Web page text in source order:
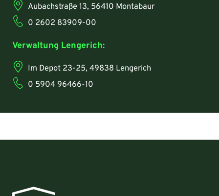
Aubachstraße 13, 56410 Montabaur
0 2602 83909-00
Verwaltung Lengerich:
Im Depot 23-25, 49838 Lengerich
0 5904 96466-10